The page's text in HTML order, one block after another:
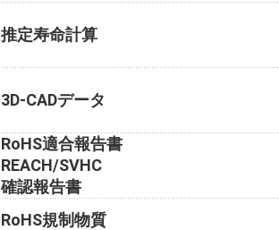
推定寿命計算
3D-CADデータ
RoHS適合報告書
REACH/SVHC
確認報告書
RoHS規制物質